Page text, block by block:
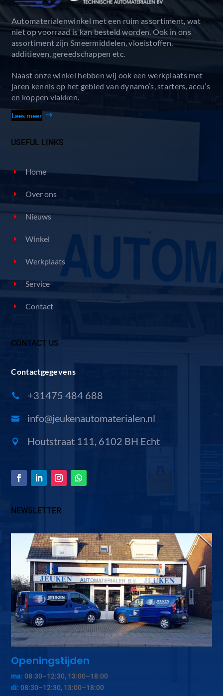
Automaterialenwinkel met een ruim assortiment, wat
niet op voorraad is kan besteld worden. Ook in ons
assortiment zijn Smeermiddelen, vloeistoffen,
additieven, gereedschappen etc.
Naast onze winkel hebben wij ook een werkplaats met
jaren kennis op het gebied van dynamo’s, starters, accu’s
en koppen vlakken.
Lees meer
USEFUL LINKS
Home
Over ons
Nieuws
Winkel
Werkplaats
Service
Contact
CONTACT US
Contactgegevens
 +31475 484 688
 info@jeukenautomaterialen.nl
 Houtstraat 111, 6102 BH Echt
NEWSLETTER
Openingstijden
ma: 08:30–12:30, 13:00–18:00
di: 08:30–12:30, 13:00–18:00